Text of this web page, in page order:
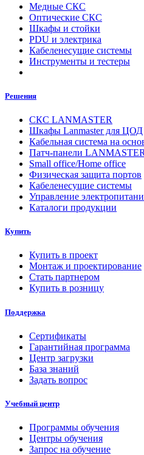
Медные СКС
Оптические СКС
Шкафы и стойки
PDU и электрика
Кабеленесущие системы
Инструменты и тестеры
Решения
СКС LANMASTER
Шкафы Lanmaster для ЦОД
Кабельная система на
Патч-панели
Small office/Home office
Физическая защита портов
Кабеленесущие системы
Управление
Каталоги продукции
Купить
Купить в проект
Монтаж и проектирование
Стать партнером
Купить в розницу
Поддержка
Сертификаты
Гарантийная программа
Центр загрузки
База знаний
Задать вопрос
Учебный центр
Программы обучения
Центры обучения
Запрос на обучение